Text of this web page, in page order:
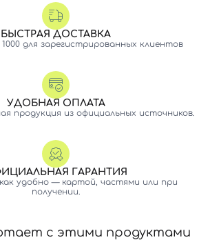
БЫСТРАЯ ДОСТАВКА
для зарегистрированных клиентов
УДОБНАЯ ОПЛАТА
продукция из официальных источников.
ГАРАНТИЯ
удобно — картой, частями или при
получении.
с этими продуктами